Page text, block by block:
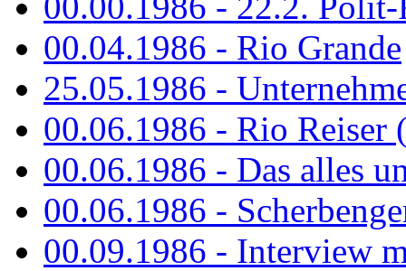
00.04.1986 - Rio Grande
25.05.1986 -
00.06.1986 - Rio Reiser
00.06.1986 - Das alles
00.06.1986 -
00.09.1986 - Interview